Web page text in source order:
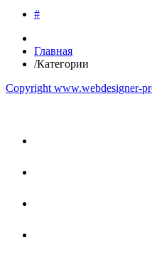
#
Главная
/Категории
Copyright www.webdesigner-